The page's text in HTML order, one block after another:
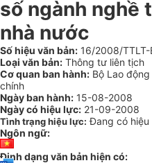
số ngành nghề
nhà nước
Số hiệu văn bản: 16/2008/
Loại văn bản: Thông tư liên tịch
Cơ quan ban hành: Bộ Lao
chính
Ngày ban hành: 15-08-2008
Ngày có hiệu lực: 21-09-2008
Tình trạng hiệu lực: Đang có hiệu
Ngôn ngữ:
Định dạng văn bản hiện có: